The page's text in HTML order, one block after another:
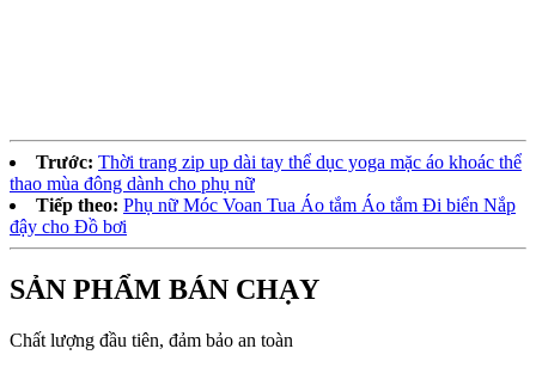
Trước: Thời trang zip up dài tay thể dục yoga mặc áo khoác thể
thao mùa đông dành cho phụ nữ
Tiếp theo: Phụ nữ Móc Voan Tua Áo tắm Áo tắm Đi biển Nắp
đậy cho Đồ bơi
SẢN PHẨM BÁN CHẠY
Chất lượng đầu tiên, đảm bảo an toàn